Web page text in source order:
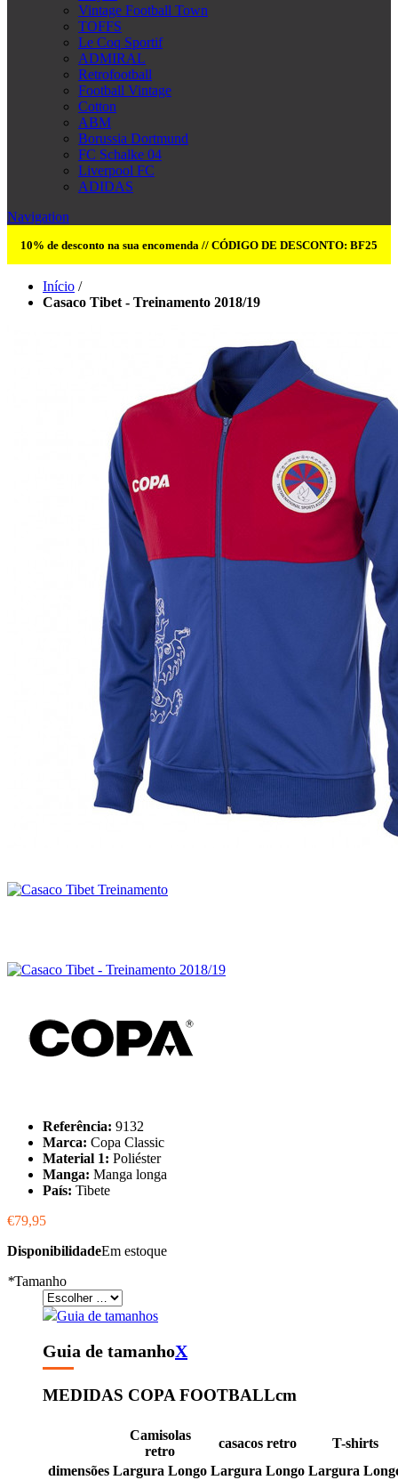
Vintage Football Town
TOFFS
Le Coq Sportif
ADMIRAL
Retrofootball
Football Vintage
Cotton
ABM
Borussia Dortmund
FC Schalke 04
Liverpool FC
ADIDAS
Navigation
10% de desconto na sua encomenda // CÓDIGO DE DESCONTO: BF25
Início /
Casaco Tibet - Treinamento 2018/19
Referência: 9132
Marca: Copa Classic
Material 1: Poliéster
Manga: Manga longa
País: Tibete
€79,95
DisponibilidadeEm estoque
*Tamanho
Guia de tamanhos
Guia de tamanhoX
MEDIDAS COPA FOOTBALLcm
Camisolas
retro
casacos retro
T-shirts
dimensões Largura Longo Largura Longo Largura